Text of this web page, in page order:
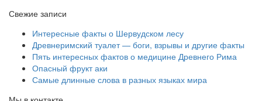
Свежие записи
Интересные факты о Шервудском лесу
Древнеримский туалет — боги, взрывы и другие факты
Пять интересных фактов о медицине Древнего Рима
Опасный фрукт аки
Самые длинные слова в разных языках мира